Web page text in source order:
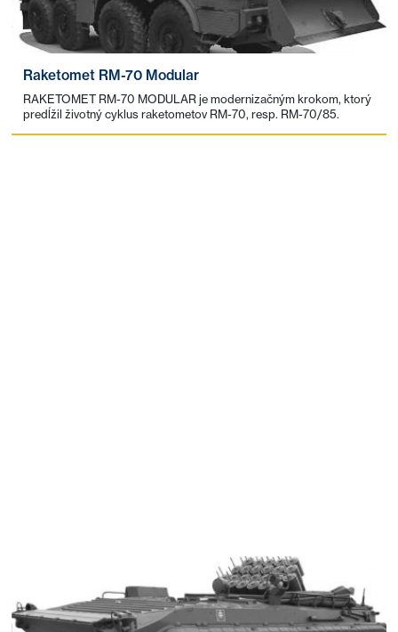
Raketomet RM-70 Modular
RAKETOMET RM-70 MODULAR je modernizačným krokom, ktorý
predĺžil životný cyklus raketometov RM-70, resp. RM-70/85.